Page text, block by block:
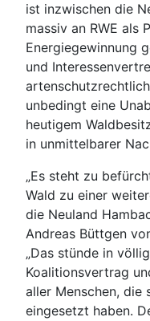
ist inzwischen die
massiv an RWE als
Energiegewinnung
und
unbedingt eine
heutigem
in unmittelbarer
„Es steht zu
Wald zu einer
die Neuland
Andreas Büttgen
„Das stünde in
Koalitionsvertrag
aller Menschen, die
eingesetzt haben.